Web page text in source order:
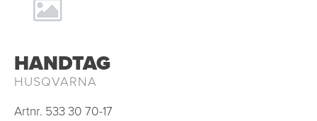
HANDTAG
HUSQVARNA
Artnr. 533 30 70-17